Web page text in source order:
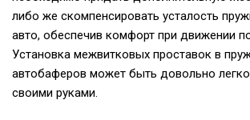
либо же скомпенсировать усталость
авто, обеспечив комфорт при движении
Установка межвитковых проставок в
автобаферов может быть довольно
своими руками.